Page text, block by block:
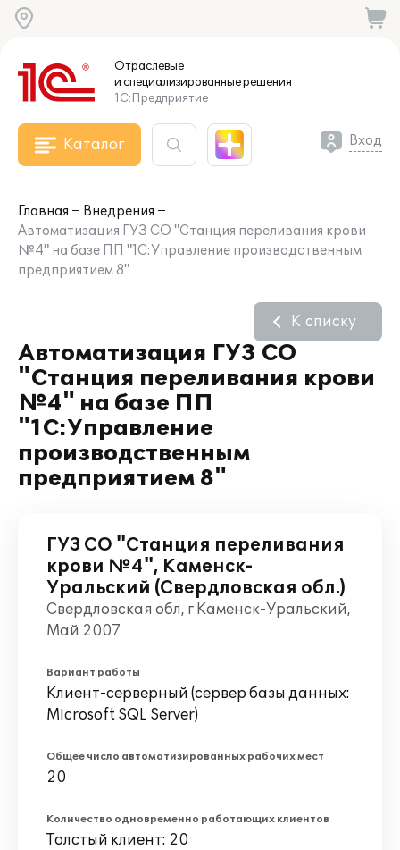
Отраслевые
и специализированныерешения
1С:Предприятие
Каталог Вход
Главная
Внедрения
Автоматизация ГУЗ СО "Станция переливания крови
№4" на базе ПП "1С:Управление производственным
предприятием 8"
Автоматизация ГУЗ СО
"Станция переливания крови
№4" на базе ПП
"1С:Управление
производственным
предприятием 8"
К списку
ГУЗ СО "Станция переливания
крови №4", Каменск-
Уральский (Свердловская обл.)
Свердловская обл, г Каменск-Уральский,
Май 2007
Вариант работы
Клиент-серверный (сервер базы данных:
Microsoft SQL Server)
Общее число автоматизированных рабочих мест
20
Количество одновременно работающих клиентов
Толстый клиент: 20